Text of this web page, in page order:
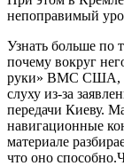
непоправимый
Узнать больше по
почему вокруг
руки» ВМС США,
слуху из-за
передачи Киеву.
навигационные
материале
что оно